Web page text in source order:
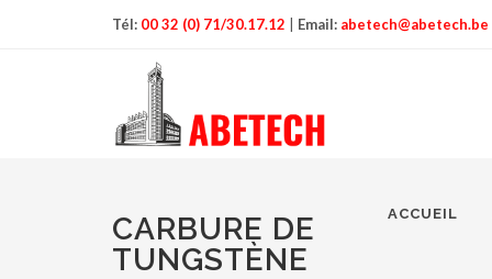
Tél: 00 32 (0) 71/30.17.12 Email: abetech@abetech.be
ACCUEIL
CARBURE DE
TUNGSTÈNE